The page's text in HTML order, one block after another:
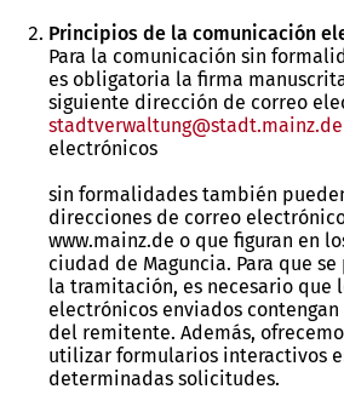
Principios de la comunicación
Para la comunicación sin
es obligatoria la firma
siguiente dirección de correo
stadtverwaltung
stadt.mainz de
electrónicos
sin formalidades también
direcciones de correo
www.mainz.de o que figuran en
ciudad de Maguncia. Para que
la tramitación, es necesario que
electrónicos enviados
del remitente. Además,
utilizar formularios interactivos
determinadas solicitudes.